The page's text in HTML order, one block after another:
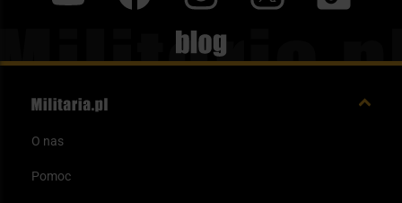
Blog
O nas
Pomoc